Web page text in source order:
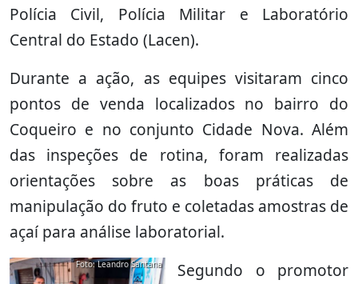
Polícia Civil, Polícia Militar e Laboratório
Central do Estado (Lacen).
Durante a ação, as equipes visitaram cinco
pontos de venda localizados no bairro do
Coqueiro e no conjunto Cidade Nova. Além
das inspeções de rotina, foram realizadas
orientações sobre as boas práticas de
manipulação do fruto e coletadas amostras de
açaí para análise laboratorial.
Foto: Leandro Santana
Segundo o promotor